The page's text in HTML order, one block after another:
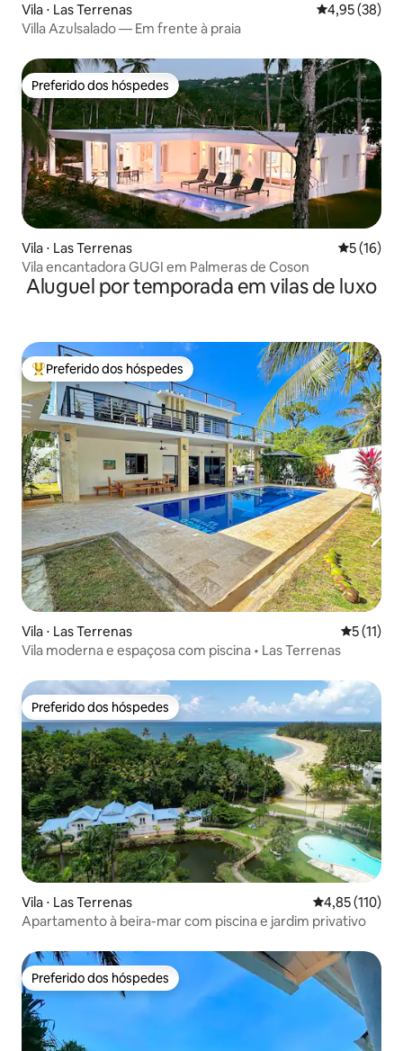
Vila ⋅ Las Terrenas 4,95 de uma
4,95 (38)
Villa Azulsalado — Em frente à praia
Preferido dos hóspedes
Preferido dos hóspedes
Vila ⋅ Las Terrenas 5 de uma
5 (16)
Vila encantadora GUGI em Palmeras de Coson
Aluguel por temporada em vilas de luxo
Entre os melhores preferidos dos hóspedes
Preferido dos hóspedes
Vila ⋅ Las Terrenas 5 de uma
5 (11)
Vila moderna e espaçosa com piscina • Las Terrenas
Preferido dos hóspedes
Preferido dos hóspedes
Vila ⋅ Las Terrenas 4,85 de uma
4,85 (110)
Apartamento à beira-mar com piscina e jardim privativo
Preferido dos hóspedes
Preferido dos hóspedes